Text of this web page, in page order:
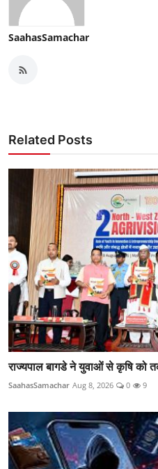
SaahasSamachar
Related Posts
राज्यपाल बागडे ने युवाओं से कृषि को
SaahasSamachar Aug 8, 2026 0 9